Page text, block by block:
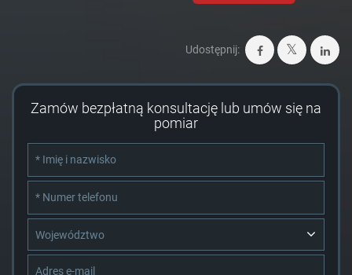
Udostępnij:
Zamów bezpłatną konsultację lub umów się na
pomiar
Województwo